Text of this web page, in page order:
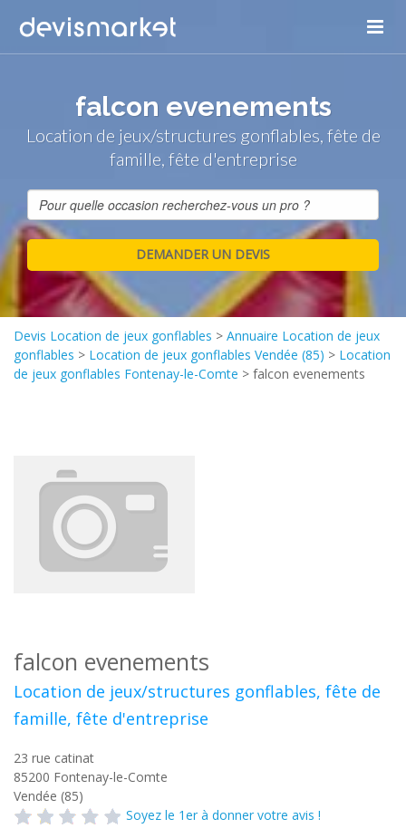
falcon evenements
Location de jeux/structures gonflables, fête de
famille, fête d'entreprise
Devis Location de jeux gonflables > Annuaire Location de jeux
gonflables > Location de jeux gonflables Vendée (85) > Location
de jeux gonflables Fontenay-le-Comte > falcon evenements
falcon evenements
Location de jeux/structures gonflables, fête de
famille, fête d'entreprise
23 rue catinat
85200 Fontenay-le-Comte
Vendée (85)
Soyez le 1er à donner votre avis !